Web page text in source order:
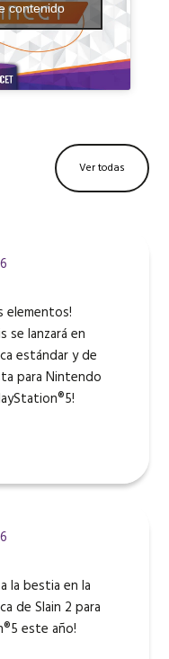
contenido
Ver todas
elementos!
se lanzará en
estándar y de
para Nintendo
la bestia en la
de Slain 2 para
este año!